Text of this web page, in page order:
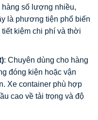
số lượng nhiều,
là phương tiện phổ biến
kiệm chi phí và thời
: Chuyên dùng cho hàng
đóng kiện hoặc vận
Xe container phù hợp
cao về tải trọng và độ